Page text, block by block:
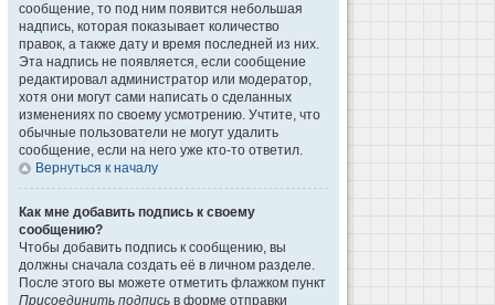
сообщение, то под ним появится небольшая
надпись, которая показывает количество
правок, а также дату и время последней из них.
Эта надпись не появляется, если сообщение
редактировал администратор или модератор,
хотя они могут сами написать о сделанных
изменениях по своему усмотрению. Учтите, что
обычные пользователи не могут удалить
сообщение, если на него уже кто-то ответил.
Вернуться к началу
Как мне добавить подпись к своему
сообщению?
Чтобы добавить подпись к сообщению, вы
должны сначала создать её в личном разделе.
После этого вы можете отметить флажком пункт
Присоединить подпись в форме отправки